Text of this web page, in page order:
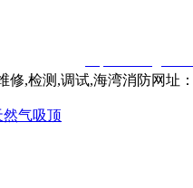
,检测,调试,海湾消防网址：
然气吸顶